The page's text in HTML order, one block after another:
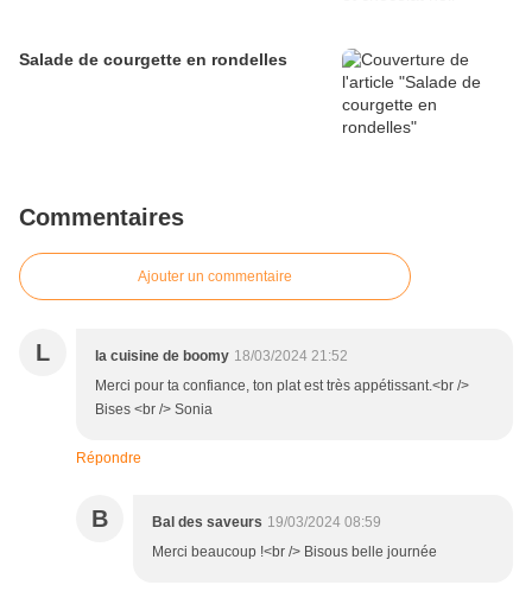
Salade de courgette en rondelles
Commentaires
Ajouter un commentaire
L la cuisine de boomy 18/03/2024 21:52
Merci pour ta confiance, ton plat est très appétissant.<br />
Bises <br /> Sonia
Répondre
B Bal des saveurs 19/03/2024 08:59
Merci beaucoup !<br /> Bisous belle journée